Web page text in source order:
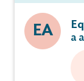
Marie-
EA
a